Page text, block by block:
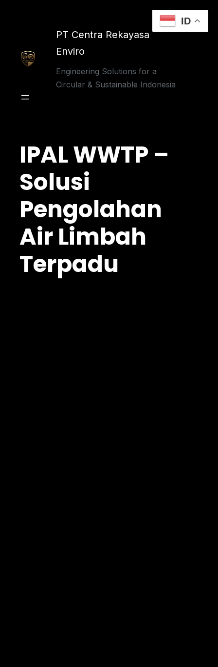
PT Centra Rekayasa
Enviro
Engineering Solutions for a
Circular & Sustainable Indonesia
IPAL WWTP –
Solusi
Pengolahan
Air Limbah
Terpadu
ID